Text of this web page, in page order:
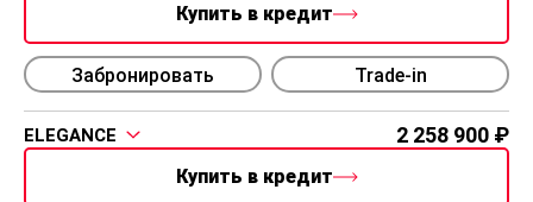
Купить в кредит
Забронировать Trade-in
ELEGANCE 2 258 900
Купить в кредит